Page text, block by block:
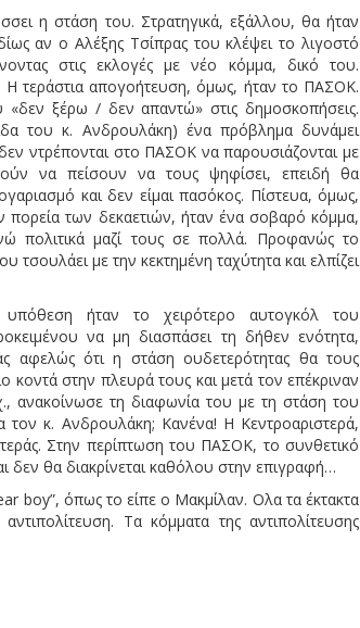
η στάση του. Στρατηγικά, εξάλλου, θα ήταν
αν ο Αλέξης Τσίπρας του κλέψει το λιγοστό
στις εκλογές με νέο κόμμα, δικό του.
Η τεράστια απογοήτευση, όμως, ήταν το ΠΑΣΟΚ.
«δεν ξέρω / δεν απαντώ» στις δημοσκοπήσεις.
του κ. Ανδρουλάκη) ένα πρόβλημα δυνάμει
ντρέπονται στο ΠΑΣΟΚ να παρουσιάζονται με
να πείσουν να τους ψηφίσει, επειδή θα
και δεν είμαι πασόκος. Πίστευα, όμως,
των δεκαετιών, ήταν ένα σοβαρό κόμμα,
πολιτικά μαζί τους σε πολλά. Προφανώς το
με την κεκτημένη ταχύτητα και ελπίζει
ήταν το χειρότερο αυτογκόλ του
να μη διασπάσει τη δήθεν ενότητα,
αφελώς ότι η στάση ουδετερότητας θα τους
στην πλευρά τους και μετά τον επέκριναν
ανακοίνωσε τη διαφωνία του με τη στάση του
κ. Ανδρουλάκη; Κανένα! Η Κεντροαριστερά,
Στην περίπτωση του ΠΑΣΟΚ, το συνθετικό
δεν θα διακρίνεται καθόλου στην επιγραφή…
boy”, όπως το είπε ο Μακμίλαν. Ολα τα έκτακτα
Τα κόμματα της αντιπολίτευσης